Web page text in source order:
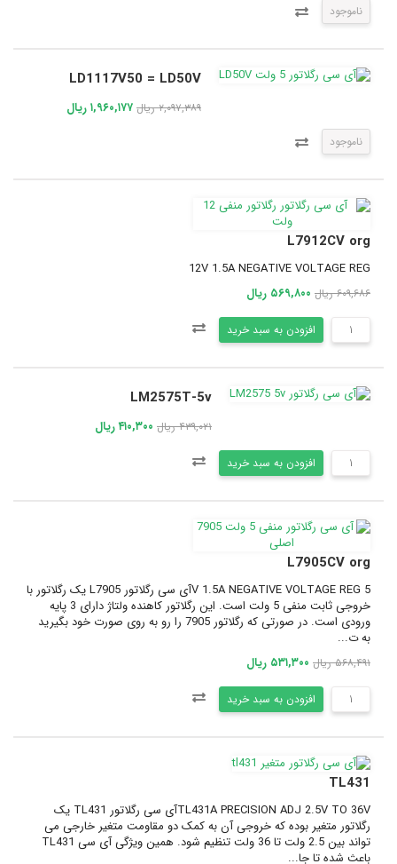
ناموجود
LD1117V50 = LD50V
۲,۰۹۷,۳۸۹ ریال ۱,۹۶۰,۱۷۷ ریال
ناموجود
L7912CV org
12V 1.5A NEGATIVE VOLTAGE REG
۶۰۹,۶۸۶ ریال ۵۶۹,۸۰۰ ریال
افزودن به سبد خرید
LM2575T-5v
۴۳۹,۰۲۱ ریال ۴۱۰,۳۰۰ ریال
افزودن به سبد خرید
L7905CV org
5 V 1.5A NEGATIVE VOLTAGE REGآی سی رگلاتور L7905 یک رگلاتور با
خروجی ثابت منفی 5 ولت است. این رگلاتور کاهنده ولتاژ دارای 3 پایه
ورودی است. در صورتی که رگلاتور 7905 را رو به روی صورت خود بگیرید
به ت...
۵۶۸,۴۹۱ ریال ۵۳۱,۳۰۰ ریال
افزودن به سبد خرید
TL431
TL431A PRECISION ADJ 2.5V TO 36Vآی سی رگلاتور TL431 یک
رگلاتور متغیر بوده که خروجی آن به کمک دو مقاومت متغیر خارجی می
تواند بین 2.5 ولت تا 36 ولت تنظیم شود. همین ویژگی آی سی TL431
باعث شده تا جا...